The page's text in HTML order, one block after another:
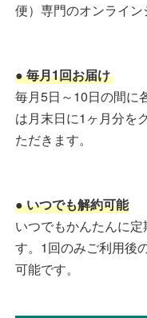
便）専門のオンライン
● 毎月1回お届け
毎月5日～10日の間に
は月末日に1ヶ月分を
ただきます。
● いつでも解約可能
いつでもかんたんに
す。1回のみご利用後
可能です。